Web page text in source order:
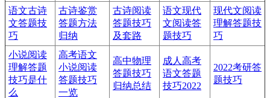
语文古诗
文答题技
巧
古诗鉴赏
答题方法
归纳
古诗阅读
答题技巧
及套路
语文现代
文阅读答
题技巧
现代文阅读
理解答题技
巧
小说阅读
理解答题
技巧是什
么
高考语文
小说阅读
答题技巧
一览
高中物理
答题技巧
归纳总结
成人高考
语文答题
技巧2022
2022考研答
题技巧